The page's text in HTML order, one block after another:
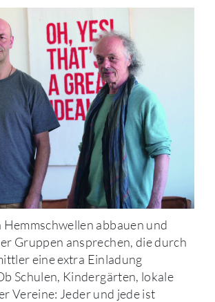
Hemmschwellen abbauen und
Gruppen ansprechen, die durch
eine extra Einladung
Schulen, Kindergärten, lokale
Vereine: Jeder und jede ist